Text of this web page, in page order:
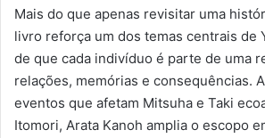
Mais do que apenas revisitar uma
livro reforça um dos temas centrais de
de que cada indivíduo é parte de uma
relações, memórias e consequências.
eventos que afetam Mitsuha e Taki
Itomori, Arata Kanoh amplia o escopo